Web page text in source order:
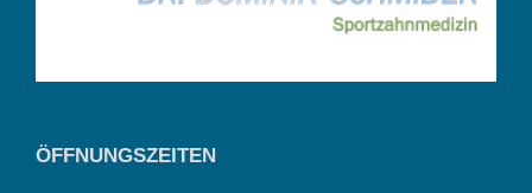
ÖFFNUNGSZEITEN